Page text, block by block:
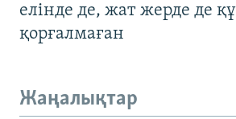
елінде де, жат жерде де
қорғалмаған
Жаңалықтар